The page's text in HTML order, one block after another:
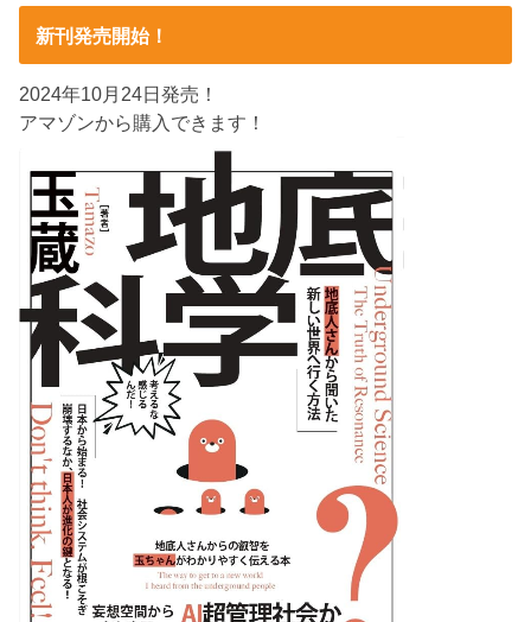
新刊発売開始！
2024年10月24日発売！
アマゾンから購入できます！